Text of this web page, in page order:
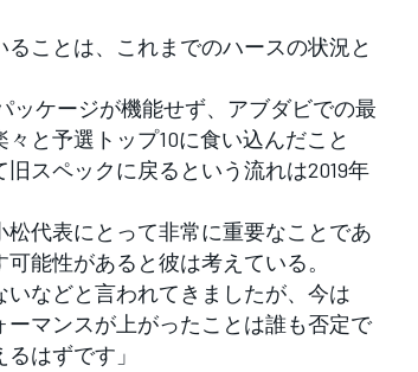
ことは、これまでのハースの状況と
ケージが機能せず、アブダビでの最
と予選トップ10に食い込んだこと
スペックに戻るという流れは2019年
代表にとって非常に重要なことであ
能性があると彼は考えている。
いなどと言われてきましたが、今は
ーマンスが上がったことは誰も否定で
はずです」